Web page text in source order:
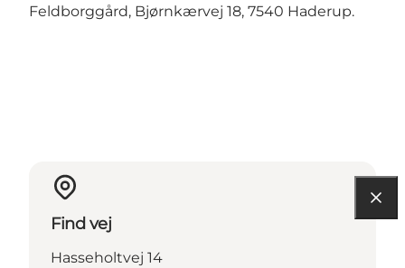
Feldborggård, Bjørnkærvej 18, 7540 Haderup.
Find vej
Hasseholtvej 14